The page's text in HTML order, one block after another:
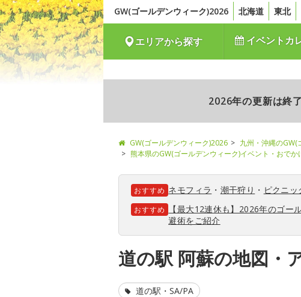
GW(ゴールデンウィーク)2026 北海道 東北
エリアから探す イベントカ
2026年の更新は終
GW(ゴールデンウィーク)2026
九州・沖縄のGW(
熊本県のGW(ゴールデンウィーク)イベント・おでか
おすすめ ネモフィラ ・ 潮干狩り ・ ピクニッ
おすすめ
【最大12連休も】2026年のゴー
避術をご紹介
道の駅 阿蘇の地図・
道の駅・SA/PA